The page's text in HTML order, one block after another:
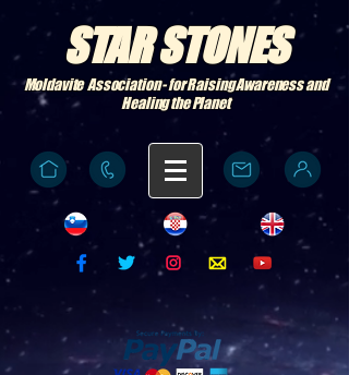
STAR STONES
Moldavite Association - for Raising Awareness and
Healing the Planet